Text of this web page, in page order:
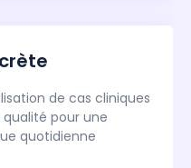
de cas cliniques
pour une
quotidienne